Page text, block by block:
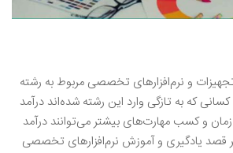
و نرم‌افزارهای تخصصی مربوط به رشته
کسانی که به تازگی وارد این رشته شده‌اند درآمد
و کسب مهارت‌های بیشتر می‌توانند درآمد
قصد یادگیری و آموزش نرم‌افزارهای تخصصی